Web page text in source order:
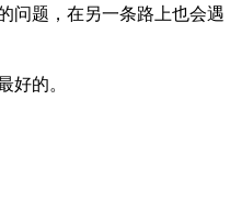
题，在另一条路上也会遇
的。